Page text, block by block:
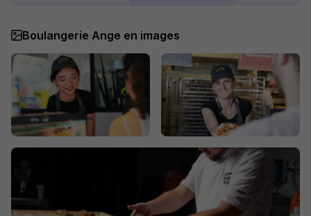
Boulangerie Ange en images